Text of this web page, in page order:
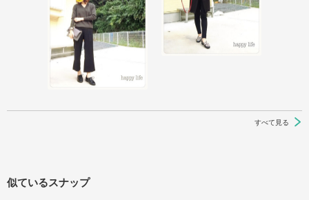
すべて見る
似ているスナップ